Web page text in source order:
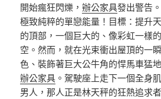
開始瘋狂閃爍，辦公家具發出警告
極致純粹的單戀能量！目標：提升
的頂部，一個巨大的、像彩虹一樣
空。然而，就在光束衝出屋頂的一
色、裝飾著巨大公牛角的悍馬車猛
辦公家具 。駕駛座上走下一個全身
男人，那人正是林天秤的狂熱追